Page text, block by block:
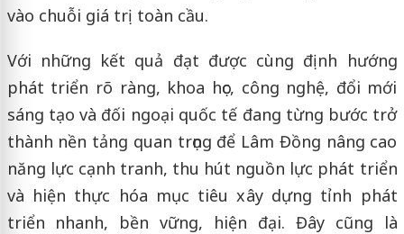
vào chuỗi giá trị toàn cầu.
Với những kết quả đạt được cùng định hướng
phát triển rõ ràng, khoa học, công nghệ, đổi mới
sáng tạo và đối ngoại quốc tế đang từng bước trở
thành nền tảng quan trọng để Lâm Đồng nâng cao
năng lực cạnh tranh, thu hút nguồn lực phát triển
và hiện thực hóa mục tiêu xây dựng tỉnh phát
triển nhanh, bền vững, hiện đại. Đây cũng là